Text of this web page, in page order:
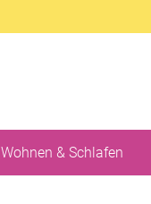
Wohnen & Schlafen